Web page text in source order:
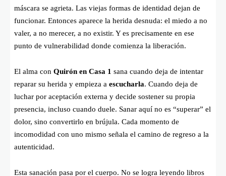
máscara se agrieta. Las viejas formas de identidad dejan de
funcionar. Entonces aparece la herida desnuda: el miedo a no
valer, a no merecer, a no existir. Y es precisamente en ese
punto de vulnerabilidad donde comienza la liberación.
El alma con Quirón en Casa 1 sana cuando deja de intentar
reparar su herida y empieza a escucharla. Cuando deja de
luchar por aceptación externa y decide sostener su propia
presencia, incluso cuando duele. Sanar aquí no es “superar” el
dolor, sino convertirlo en brújula. Cada momento de
incomodidad con uno mismo señala el camino de regreso a la
autenticidad.
Esta sanación pasa por el cuerpo. No se logra leyendo libros